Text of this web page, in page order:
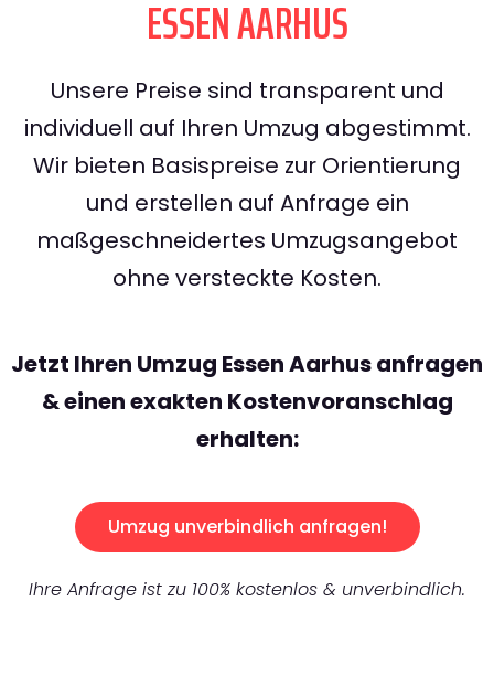
ESSEN AARHUS
Unsere Preise sind transparent und
individuell auf Ihren Umzug abgestimmt.
Wir bieten Basispreise zur Orientierung
und erstellen auf Anfrage ein
maßgeschneidertes Umzugsangebot
ohne versteckte Kosten.
Jetzt Ihren Umzug Essen Aarhus anfragen
& einen exakten Kostenvoranschlag
erhalten:
Umzug unverbindlich anfragen!
Ihre Anfrage ist zu 100% kostenlos & unverbindlich.